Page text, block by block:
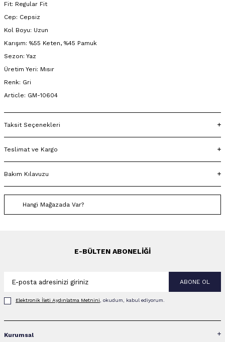
Fit: Regular Fit
Cep: Cepsiz
Kol Boyu: Uzun
Karışım: %55 Keten, %45 Pamuk
Sezon: Yaz
Üretim Yeri: Mısır
Renk: Gri
Article: GM-10604
Taksit Seçenekleri
Teslimat ve Kargo
Bakım Kılavuzu
Hangi Mağazada Var?
E-BÜLTEN ABONELIĞI
ABONE OL
Elektronik İleti Aydınlatma Metni‌ni, okudum, kabul ediyorum.
Kurumsal